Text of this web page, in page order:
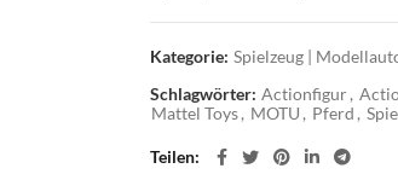
Kategorie: Spielzeug |
Schlagwörter: Actionfigur,
Mattel Toys, MOTU , Pferd ,
Teilen